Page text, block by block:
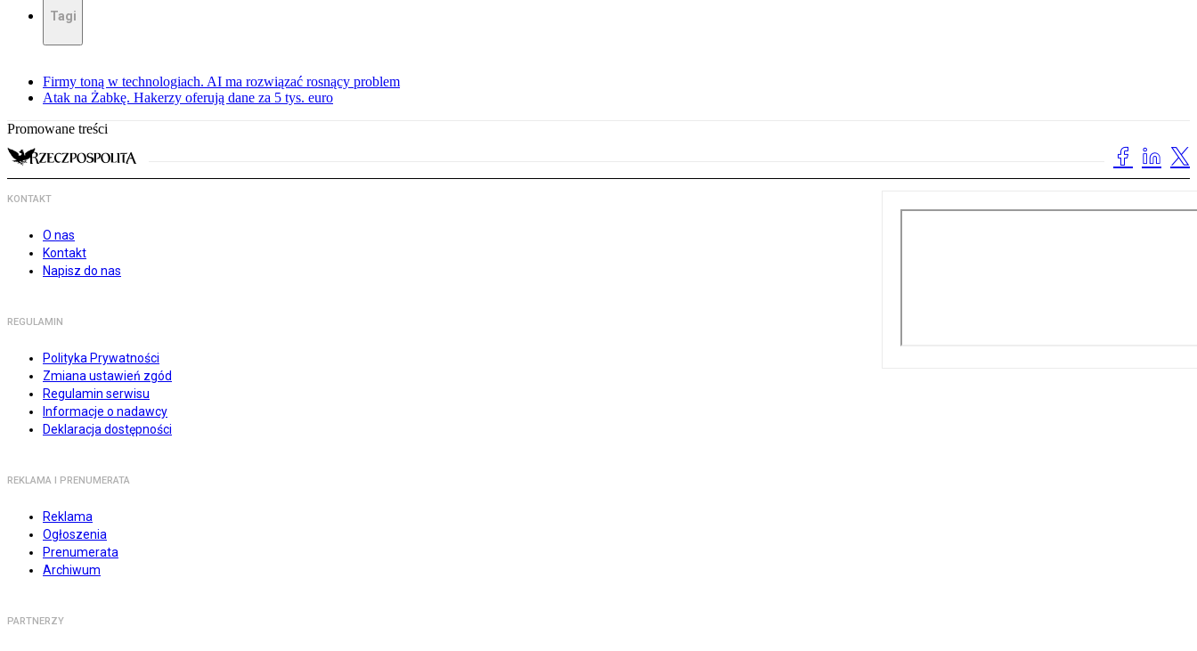
Tagi
Firmy toną w technologiach. AI ma rozwiązać rosnący problem
Atak na Żabkę. Hakerzy oferują dane za 5 tys. euro
Promowane treści
KONTAKT
O nas
Kontakt
Napisz do nas
REGULAMIN
Polityka Prywatności
Zmiana ustawień zgód
Regulamin serwisu
Informacje o nadawcy
Deklaracja dostępności
REKLAMA I PRENUMERATA
Reklama
Ogłoszenia
Prenumerata
Archiwum
PARTNERZY